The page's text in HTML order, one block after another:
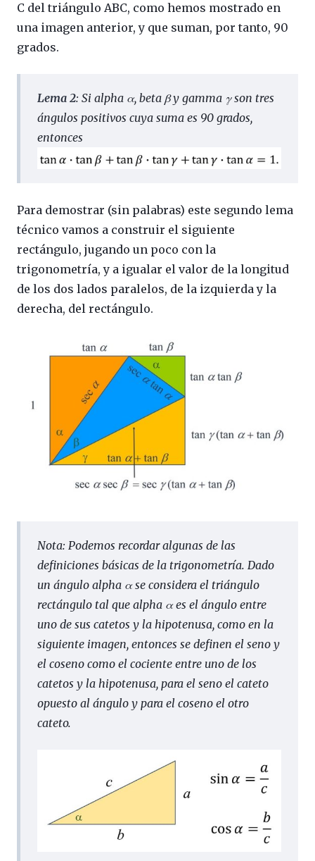
C del triángulo ABC, como hemos mostrado en
una imagen anterior, y que suman, por tanto, 90
grados.
Lema 2: Si alpha α, beta β y gamma γ son tres
ángulos positivos cuya suma es 90 grados,
entonces
Para demostrar (sin palabras) este segundo lema
técnico vamos a construir el siguiente
rectángulo, jugando un poco con la
trigonometría, y a igualar el valor de la longitud
de los dos lados paralelos, de la izquierda y la
derecha, del rectángulo.
Nota: Podemos recordar algunas de las
definiciones básicas de la trigonometría. Dado
un ángulo alpha α se considera el triángulo
rectángulo tal que alpha α es el ángulo entre
uno de sus catetos y la hipotenusa, como en la
siguiente imagen, entonces se definen el seno y
el coseno como el cociente entre uno de los
catetos y la hipotenusa, para el seno el cateto
opuesto al ángulo y para el coseno el otro
cateto.